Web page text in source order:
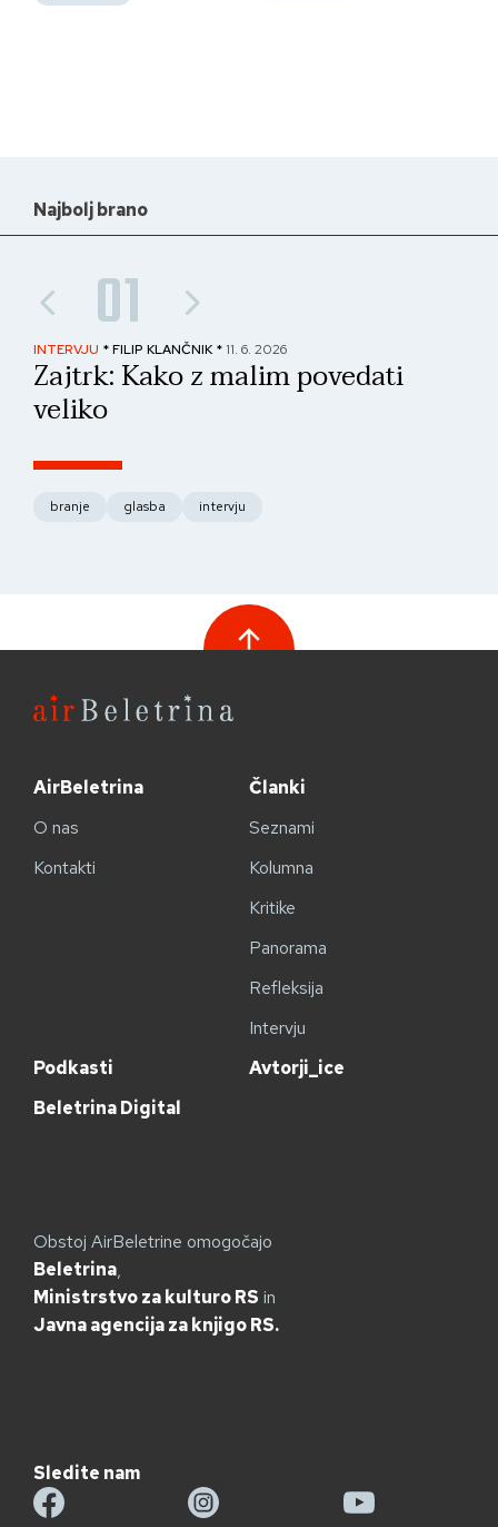
Najbolj brano
01
INTERVJU * FILIP KLANČNIK * 11. 6. 2026
Zajtrk: Kako z malim povedati
veliko
branje glasba intervju
AirBeletrina
O nas
Kontakti
Članki
Seznami
Kolumna
Kritike
Panorama
Refleksija
Intervju
Podkasti
Avtorji_ice
Beletrina Digital
Obstoj AirBeletrine omogočajo
Beletrina,
Ministrstvo za kulturo RS in
Javna agencija za knjigo RS.
Sledite nam